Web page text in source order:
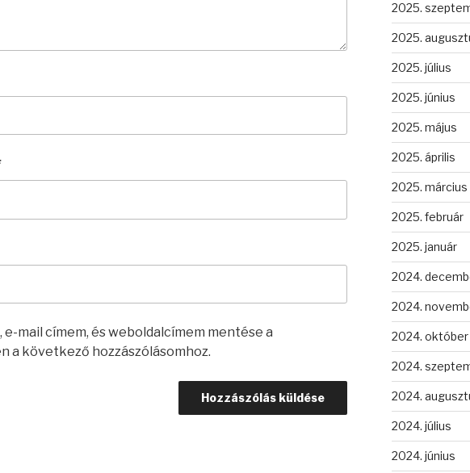
e-mail címem, és weboldalcímem mentése a
a következő hozzászólásomhoz.
2025.
2025.
2025. július
2025. június
2025. május
2025. április
2025. március
2025. február
2025. január
2024.
2024.
2024. október
2024.
2024.
2024. július
2024. június